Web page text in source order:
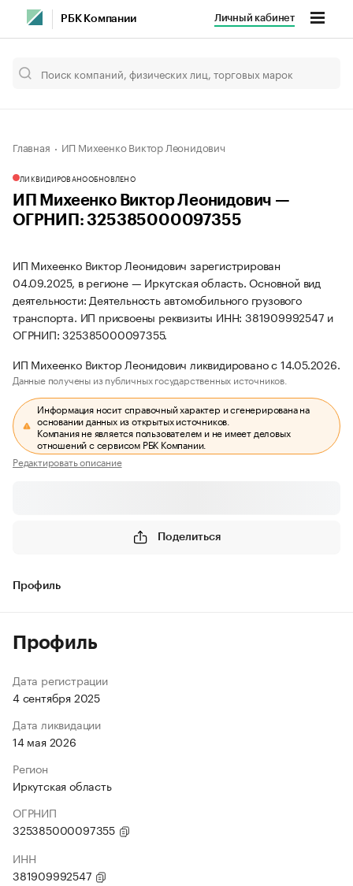
РБК Компании Личный кабинет
Главная ИП Михеенко Виктор Леонидович
ЛИКВИДИРОВАНООБНОВЛЕНО
ИП Михеенко Виктор Леонидович —
ОГРНИП: 325385000097355
ИП Михеенко Виктор Леонидович зарегистрирован
04.09.2025, в регионе — Иркутская область. Основной вид
деятельности: Деятельность автомобильного грузового
транспорта. ИП присвоены реквизиты ИНН: 381909992547 и
ОГРНИП: 325385000097355.
ИП Михеенко Виктор Леонидович ликвидировано с 14.05.2026.
Данные получены из публичных государственных источников.
Информация носит справочный характер и сгенерирована на
основании данных из открытых источников.
Компания не является пользователем и не имеет деловых
отношений с сервисом РБК Компании.
Редактировать описание
Поделиться
Профиль
Профиль
Дата регистрации
4 сентября 2025
Дата ликвидации
14 мая 2026
Регион
Иркутская область
ОГРНИП
325385000097355
ИНН
381909992547